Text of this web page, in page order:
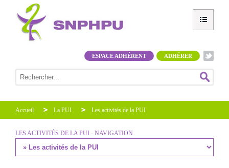
ADHÉRER
ESPACE ADHÉRENT
Accueil La PUI Les activités de la PUI
LES ACTIVITÉS DE LA PUI - NAVIGATION